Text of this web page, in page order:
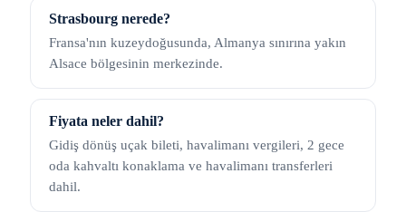
Strasbourg nerede?
Fransa'nın kuzeydoğusunda, Almanya sınırına yakın
Alsace bölgesinin merkezinde.
Fiyata neler dahil?
Gidiş dönüş uçak bileti, havalimanı vergileri, 2 gece
oda kahvaltı konaklama ve havalimanı transferleri
dahil.